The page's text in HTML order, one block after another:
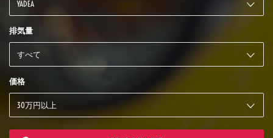
排気量
価格